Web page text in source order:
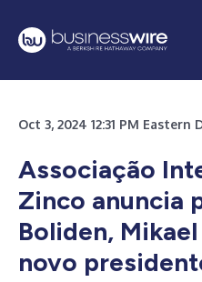
Oct 3, 2024 12:31 PM
Associação
Zinco anuncia
Boliden,
novo